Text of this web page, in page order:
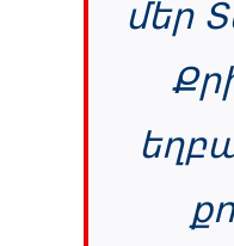
մեր